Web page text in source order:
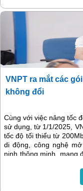
VNPT ra mắt các
không đổi
Cùng với việc nâng tốc
sử dụng, từ 1/1/2025,
tốc độ tối thiểu từ
di động, công nghệ
ninh thông minh, mang